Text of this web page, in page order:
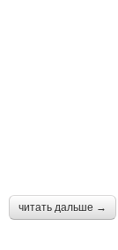
читать дальше →